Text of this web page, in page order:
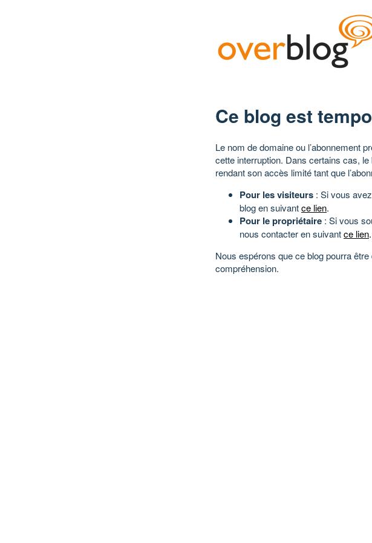
Ce blog est
Le nom de domaine ou l’abonnement
cette interruption. Dans certains cas,
rendant son accès limité tant que
Pour les visiteurs : Si vous
blog en suivantce lien.
Pour le propriétaire : Si vous
nous contacter en suivantce lien.
Nous espérons que ce blog pourra
compréhension.